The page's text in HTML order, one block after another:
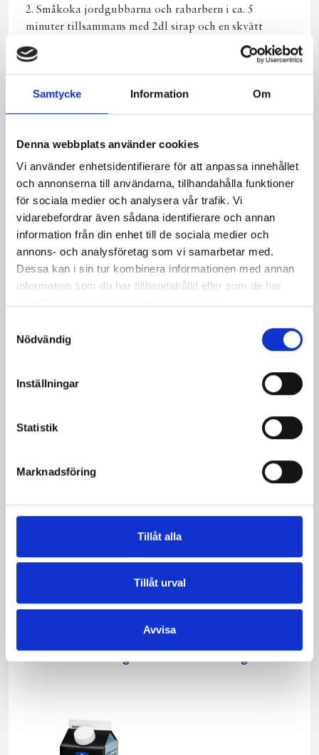
Samtycke Information Om
Denna webbplats använder cookies
Vi använder enhetsidentifierare för att anpassa innehållet
och annonserna till användarna, tillhandahålla funktioner
för sociala medier och analysera vår trafik. Vi
vidarebefordrar även sådana identifierare och annan
information från din enhet till de sociala medier och
annons- och analysföretag som vi samarbetar med.
Dessa kan i sin tur kombinera informationen med annan
information som du har tillhandahållit eller som de har
Nödvändig
Inställningar
Statistik
Marknadsföring
Tillåt alla
Tillåt urval
Avvisa
2. Småkoka jordgubbarna och rabarbern i ca. 5
minuter tillsammans med 2dl sirap och en skvätt
citron saft.
Uppläggning
Här kommer ett tips på hur du kan lägga upp
efterrätten men prova gärna egna varianter.
Fördela kexsmulor och kompott på två rader bredvid
varandra på tallriken. Spritsa marängsmeten direkt på
tallriken till en rektangel av ungefär samma storlek.
Grädda marängen så att den får en fin färg med hjälp
av en gas/creme bruleebrännare.
OBS! Har du inte en gas/creme bruleebrännare kan
marängen gräddas i ugn. Värm ugnen till 225 grader.
Spritsa ut rektanglarna på ett bakplåtspapper och
Smultron 1000g
1000g